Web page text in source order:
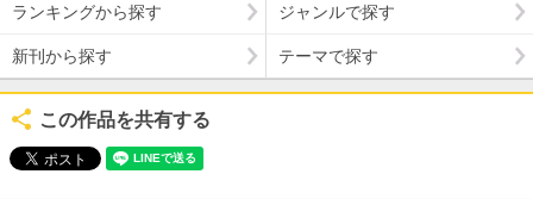
ランキングから探す ジャンルで探す
新刊から探す テーマで探す
この作品を共有する